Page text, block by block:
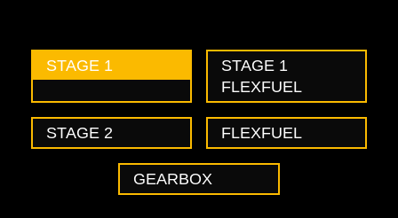
STAGE 1
STAGE 1
FLEXFUEL
STAGE 2 FLEXFUEL
GEARBOX